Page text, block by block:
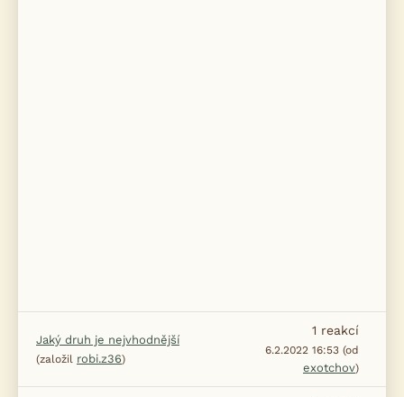
Jaký druh je nejvhodnější
(založil robi.z36)
1 reakcí
6.2.2022 16:53 (od
exotchov)